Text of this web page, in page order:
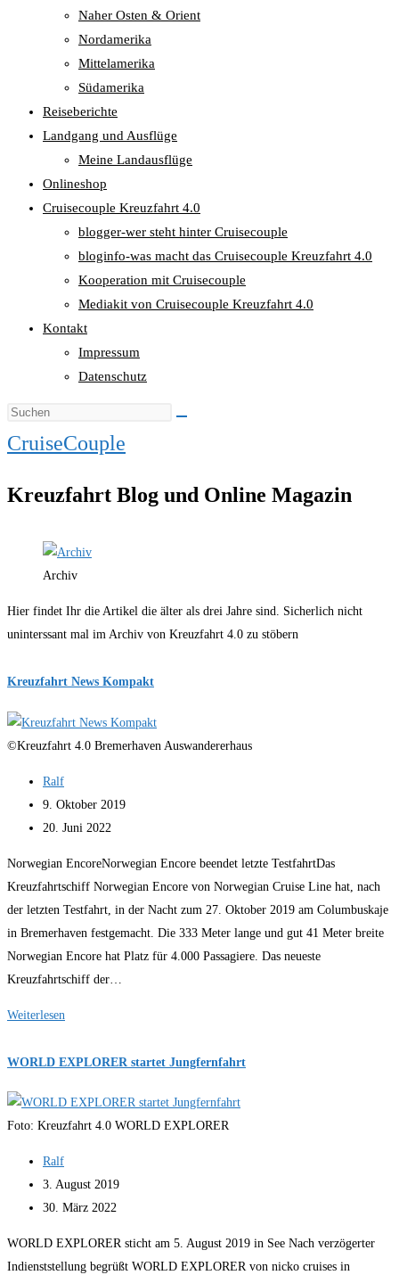
Naher Osten & Orient
Nordamerika
Mittelamerika
Südamerika
Reiseberichte
Landgang und Ausflüge
Meine Landausflüge
Onlineshop
Cruisecouple Kreuzfahrt 4.0
blogger-wer steht hinter Cruisecouple
bloginfo-was macht das Cruisecouple Kreuzfahrt 4.0
Kooperation mit Cruisecouple
Mediakit von Cruisecouple Kreuzfahrt 4.0
Kontakt
Impressum
Datenschutz
CruiseCouple
Kreuzfahrt Blog und Online Magazin
Archiv
Hier findet Ihr die Artikel die älter als drei Jahre sind. Sicherlich nicht
uninterssant mal im Archiv von Kreuzfahrt 4.0 zu stöbern
Kreuzfahrt News Kompakt
©Kreuzfahrt 4.0 Bremerhaven Auswandererhaus
Beitrags-
Autor:
Ralf
Beitrag
veröffentlicht:
9. Oktober 2019
Beitrag
geändert
20. Juni 2022
Norwegian EncoreNorwegian Encore beendet letzte TestfahrtDas
Kreuzfahrtschiff Norwegian Encore von Norwegian Cruise Line hat, nach
der letzten Testfahrt, in der Nacht zum 27. Oktober 2019 am Columbuskaje
in Bremerhaven festgemacht. Die 333 Meter lange und gut 41 Meter breite
Norwegian Encore hat Platz für 4.000 Passagiere. Das neueste
Kreuzfahrtschiff der…
Weiterlesen
Kompakt
WORLD EXPLORER startet Jungfernfahrt
Foto: Kreuzfahrt 4.0 WORLD EXPLORER
Beitrags-
Autor:
Ralf
Beitrag
veröffentlicht:
3. August 2019
Beitrag
30. März 2022
WORLD EXPLORER sticht am 5. August 2019 in See Nach verzögerter
Indienststellung begrüßt WORLD EXPLORER von nicko cruises in